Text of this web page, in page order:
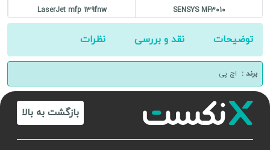
SENSYS MF3010
LaserJet mfp 139fnw
توضیحات نقد و بررسی نظرات
برند : اچ پی
بازگشت به بالا